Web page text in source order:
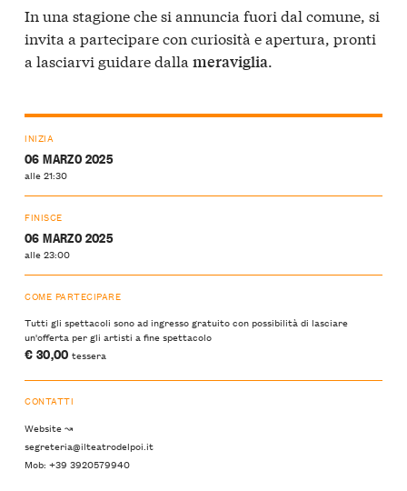
In una stagione che si annuncia fuori dal comune, si
invita a partecipare con curiosità e apertura, pronti
a lasciarvi guidare dalla meraviglia.
INIZIA
06 MARZO 2025
alle 21:30
FINISCE
06 MARZO 2025
alle 23:00
COME PARTECIPARE
Tutti gli spettacoli sono ad ingresso gratuito con possibilità di lasciare
un'offerta per gli artisti a fine spettacolo
€ 30,00 tessera
CONTATTI
Website ↝
segreteria@ilteatrodelpoi.it
Mob: +39 3920579940